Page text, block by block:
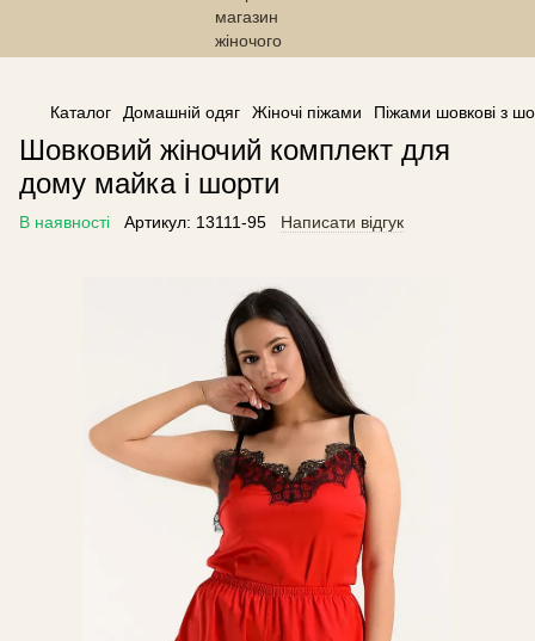
------------------------------------------------
Каталог Домашній одяг Жіночі піжами Піжами шовкові з
Шовковий жіночий комплект для
дому майка і шорти
В наявності Артикул: 13111-95 Написати відгук